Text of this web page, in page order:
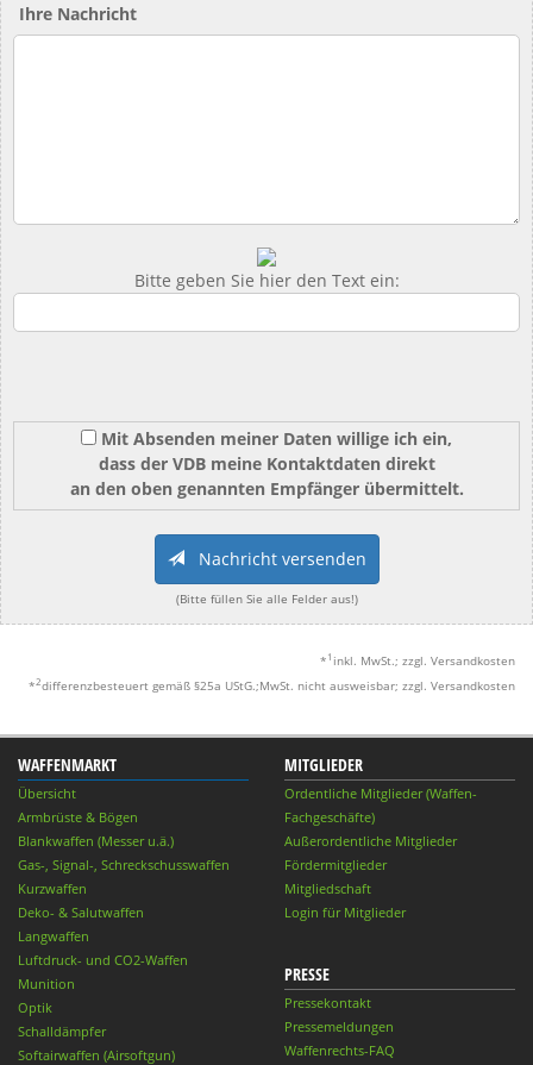
Ihre Nachricht
Bitte geben Sie hier den Text ein:
Mit Absenden meiner Daten willige ich ein,
dass der VDB meine Kontaktdaten direkt
an den oben genannten Empfänger übermittelt.
Nachricht versenden
(Bitte füllen Sie alle Felder aus!)
* 1 inkl. MwSt.; zzgl. Versandkosten
*2differenzbesteuert gemäß §25a UStG.;MwSt. nicht ausweisbar; zzgl. Versandkosten
WAFFENMARKT
Übersicht
Armbrüste & Bögen
Blankwaffen (Messer u.ä.)
Gas-, Signal-, Schreckschusswaffen
Kurzwaffen
Deko- & Salutwaffen
Langwaffen
Luftdruck- und CO2-Waffen
Munition
Optik
Schalldämpfer
Softairwaffen (Airsoftgun)
MITGLIEDER
Ordentliche Mitglieder (Waffen-
Fachgeschäfte)
Außerordentliche Mitglieder
Fördermitglieder
Mitgliedschaft
Login für Mitglieder
PRESSE
Pressekontakt
Pressemeldungen
Waffenrechts-FAQ